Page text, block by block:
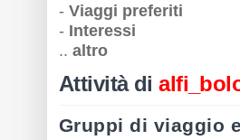
- Viaggi preferiti
- Interessi
.. altro
Attività di
Gruppi di viaggio